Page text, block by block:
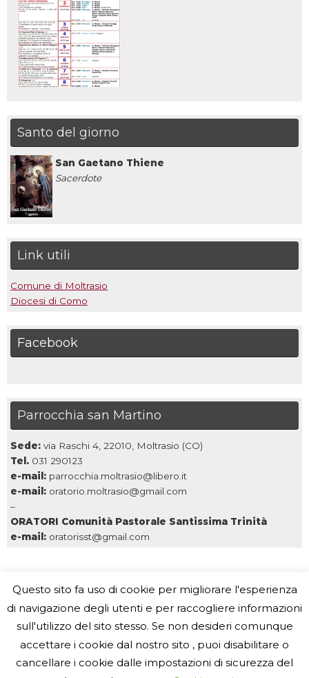
Santo del giorno
San Gaetano Thiene
Sacerdote
Link utili
Comune di Moltrasio
Diocesi di Como
Facebook
Parrocchia san Martino
Sede: via Raschi 4, 22010, Moltrasio (CO)
Tel. 031 290123
e-mail: parrocchia.moltrasio@libero.it
e-mail: oratorio.moltrasio@gmail.com
–
ORATORI Comunità Pastorale Santissima Trinità
e-mail: oratorisst@gmail.com
Parrocchia San Martino, Moltrasio
Indirizzo: Via Raschi, 4, 22010 Moltrasio CO
Questo sito fa uso di cookie per migliorare l'esperienza
di navigazione degli utenti e per raccogliere informazioni
sull'utilizzo del sito stesso. Se non desideri comunque
accettare i cookie dal nostro sito , puoi disabilitare o
cancellare i cookie dalle impostazioni di sicurezza del